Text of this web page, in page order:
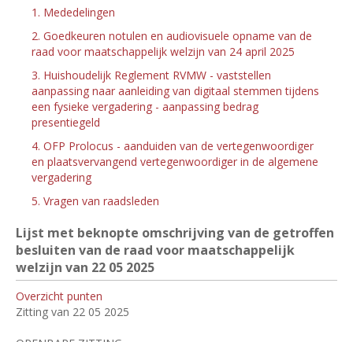
1. Mededelingen
2. Goedkeuren notulen en audiovisuele opname van de
raad voor maatschappelijk welzijn van 24 april 2025
3. Huishoudelijk Reglement RVMW - vaststellen
aanpassing naar aanleiding van digitaal stemmen tijdens
een fysieke vergadering - aanpassing bedrag
presentiegeld
4. OFP Prolocus - aanduiden van de vertegenwoordiger
en plaatsvervangend vertegenwoordiger in de algemene
vergadering
5. Vragen van raadsleden
Lijst met beknopte omschrijving van de getroffen
besluiten van de raad voor maatschappelijk
welzijn van 22 05 2025
Overzicht punten
Zitting van 22 05 2025